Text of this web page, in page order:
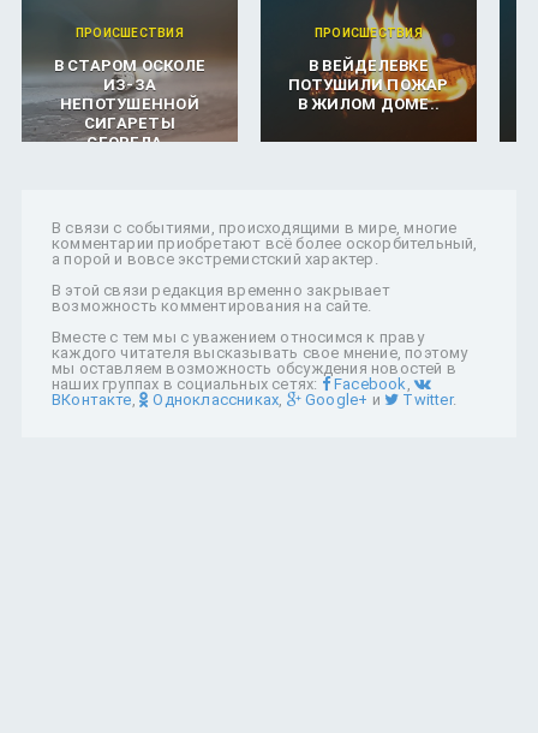
ПРОИСШЕСТВИЯ
В СТАРОМ ОСКОЛЕ
ИЗ-ЗА
НЕПОТУШЕННОЙ
СИГАРЕТЫ
СГОРЕЛА..
ПРОИСШЕСТВИЯ
В ВЕЙДЕЛЕВКЕ
ПОТУШИЛИ ПОЖАР
В ЖИЛОМ ДОМЕ..
В связи с событиями, происходящими в мире, многие
комментарии приобретают всё более оскорбительный,
а порой и вовсе экстремистский характер.
В этой связи редакция временно закрывает
возможность комментирования на сайте.
Вместе с тем мы с уважением относимся к праву
каждого читателя высказывать свое мнение, поэтому
мы оставляем возможность обсуждения новостей в
наших группах в социальных сетях:
Facebook ,
ВКонтакте , Одноклассниках Google+ и Twitter.